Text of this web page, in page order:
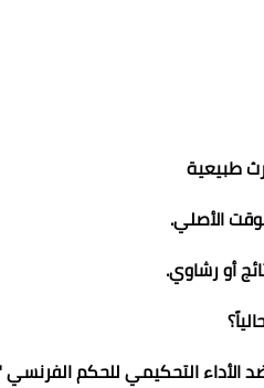
طبيعية
الأصلي.
أو رشاوي.
التحكيمي للحكم الفرنسي